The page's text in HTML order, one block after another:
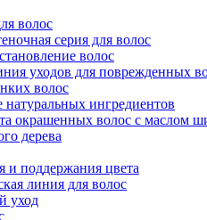
волос
серия для волос
волос
уходов для поврежденных
волос
ингредиентов
окрашенных волос с маслом
дерева
и поддержания цвета
линия для волос
уход